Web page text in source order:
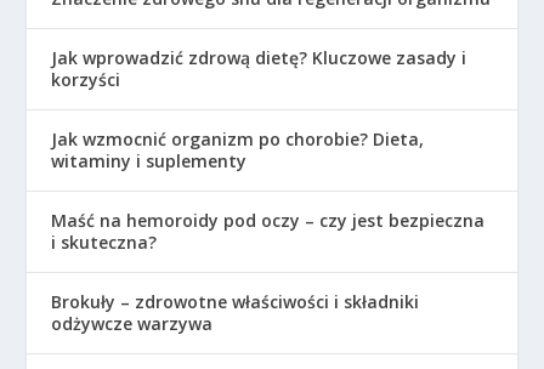
Jak wprowadzić zdrową dietę? Kluczowe zasady i
korzyści
Jak wzmocnić organizm po chorobie? Dieta,
witaminy i suplementy
Maść na hemoroidy pod oczy – czy jest bezpieczna
i skuteczna?
Brokuły – zdrowotne właściwości i składniki
odżywcze warzywa